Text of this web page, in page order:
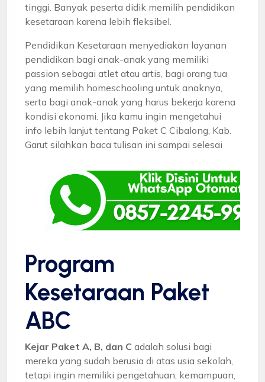
tinggi. Banyak peserta didik memilih pendidikan
kesetaraan karena lebih fleksibel.
Pendidikan Kesetaraan menyediakan layanan
pendidikan bagi anak-anak yang memiliki
passion sebagai atlet atau artis, bagi orang tua
yang memilih homeschooling untuk anaknya,
serta bagi anak-anak yang harus bekerja karena
kondisi ekonomi. Jika kamu ingin mengetahui
info lebih lanjut tentang Paket C Cibalong, Kab.
Garut silahkan baca tulisan ini sampai selesai
Program
Kesetaraan Paket
ABC
Kejar Paket A, B, dan C adalah solusi bagi
mereka yang sudah berusia di atas usia sekolah,
tetapi ingin memiliki pengetahuan, kemampuan,